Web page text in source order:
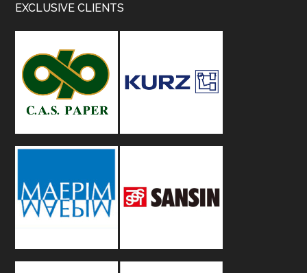
Footer
EXCLUSIVE CLIENTS